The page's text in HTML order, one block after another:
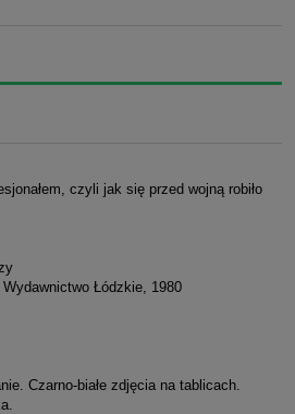
czyli jak się przed wojną robiło
Łódzkie, 1980
Czarno-białe zdjęcia na tablicach.